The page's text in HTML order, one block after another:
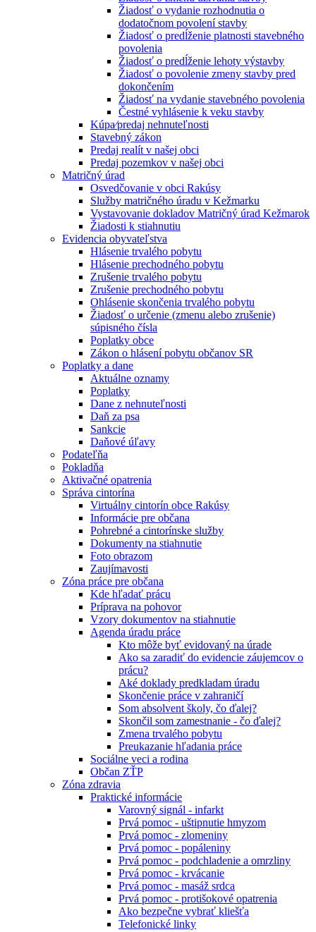
Žiadosť o vydanie rozhodnutia o
dodatočnom povolení stavby
Žiadosť o predĺženie platnosti stavebného
povolenia
Žiadosť o predĺženie lehoty výstavby
Žiadosť o povolenie zmeny stavby pred
dokončením
Žiadosť na vydanie stavebného povolenia
Čestné vyhlásenie k veku stavby
Kúpa⁄predaj nehnuteľnosti
Stavebný zákon
Predaj realít v našej obci
Predaj pozemkov v našej obci
Matričný úrad
Osvedčovanie v obci Rakúsy
Služby matričného úradu v Kežmarku
Vystavovanie dokladov Matričný úrad Kežmarok
Žiadosti k stiahnutiu
Evidencia obyvateľstva
Hlásenie trvalého pobytu
Hlásenie prechodného pobytu
Zrušenie trvalého pobytu
Zrušenie prechodného pobytu
Ohlásenie skončenia trvalého pobytu
Žiadosť o určenie (zmenu alebo zrušenie)
súpisného čísla
Poplatky obce
Zákon o hlásení pobytu občanov SR
Poplatky a dane
Aktuálne oznamy
Poplatky
Dane z nehnuteľnosti
Daň za psa
Sankcie
Daňové úľavy
Podateľňa
Pokladňa
Aktivačné opatrenia
Správa cintorína
Virtuálny cintorín obce Rakúsy
Informácie pre občana
Pohrebné a cintorínske služby
Dokumenty na stiahnutie
Foto obrazom
Zaujímavosti
Zóna práce pre občana
Kde hľadať prácu
Príprava na pohovor
Vzory dokumentov na stiahnutie
Agenda úradu práce
Kto môže byť evidovaný na úrade
Ako sa zaradiť do evidencie záujemcov o
prácu?
Aké doklady predkladam úradu
Skončenie práce v zahraničí
Som absolvent školy, čo ďalej?
Skončil som zamestnanie - čo ďalej?
Zmena trvalého pobytu
Preukazanie hľadania práce
Sociálne veci a rodina
Občan ZŤP
Zóna zdravia
Praktické informácie
Varovný signál - infarkt
Prvá pomoc - uštipnutie hmyzom
Prvá pomoc - zlomeniny
Prvá pomoc - popáleniny
Prvá pomoc - podchladenie a omrzliny
Prvá pomoc - krvácanie
Prvá pomoc - masáž srdca
Prvá pomoc - protišokové opatrenia
Ako bezpečne vybrať kliešťa
Telefonické linky